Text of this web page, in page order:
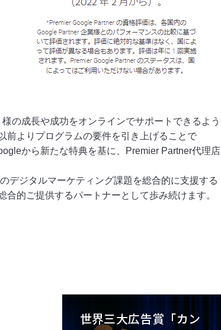
の成長や成功をオンラインでサポートできるよう
前よりプログラムの要件を引き上げることで
から新たな特典を基に、Premier Partner代理店
デジタルマーケティング課題を総合的に支援する
的ご提供するパートナーとして歩み続けます。
世界三大広告賞「カン